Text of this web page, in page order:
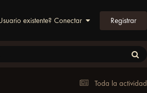
existente? Conectar Registrar
Toda la actividad